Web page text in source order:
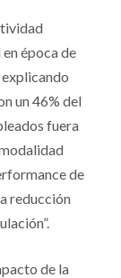
época de
un 46% del
fuera
de
reducción
de la